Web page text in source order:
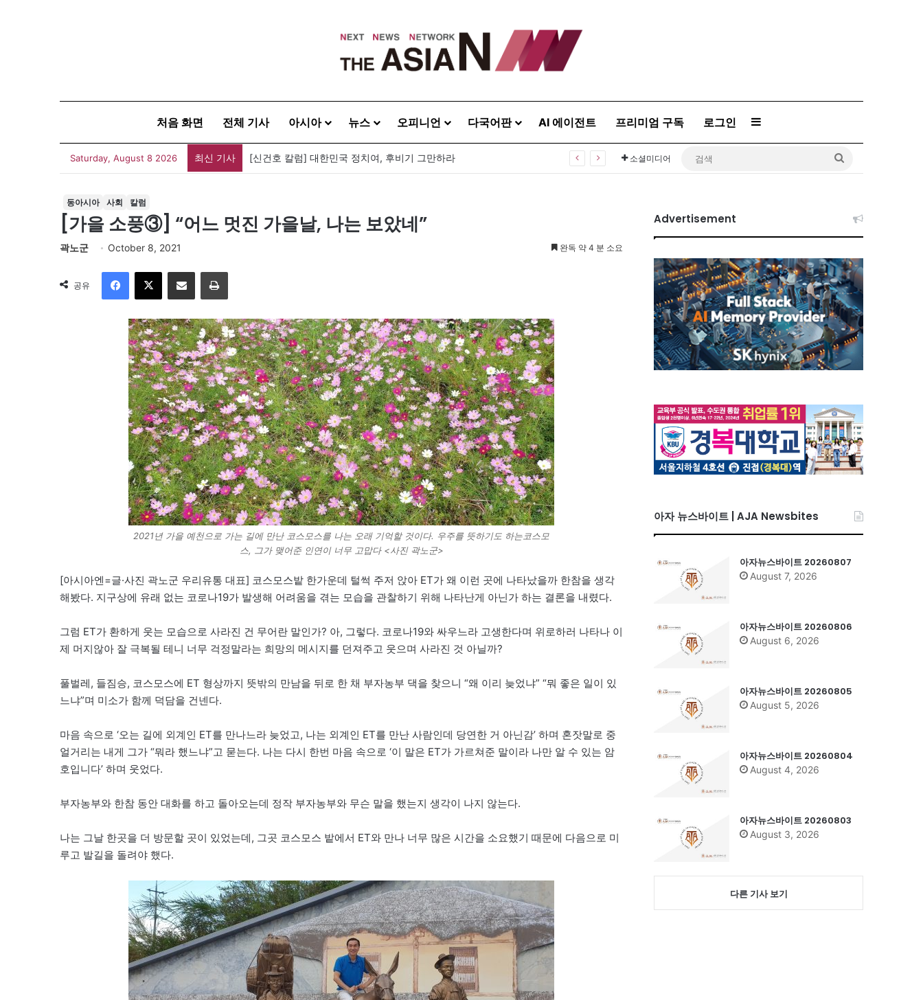
처음 화면 전체 기사 아시아 뉴스 오피니언 다국어판 AI 에이전트 프리미엄 구독 로그인 Sidebar
Saturday, August 8 2026 최신 기사 유가협 창립 40주년 기념식…12일 오후 남영동 민주화운동기념관 소셜미디어
동아시아 사회 칼럼
[가을 소풍③] “어느 멋진 가을날, 나는 보았네”
곽노군 October 8, 2021 완독 약 4 분 소요
공유
이메일
2021년 가을 예천으로 가는 길에 만난 코스모스를 나는 오래 기억할 것이다. 우주를 뜻하기도 하는코스모
스, 그가 맺어준 인연이 너무 고맙다 <사진 곽노군>
[아시아엔=글·사진 곽노군 우리유통 대표] 코스모스밭 한가운데 털썩 주저 앉아 ET가 왜 이런 곳에 나타났을까 한참을 생각
해봤다. 지구상에 유래 없는 코로나19가 발생해 어려움을 겪는 모습을 관찰하기 위해 나타난게 아닌가 하는 결론을 내렸다.
그럼 ET가 환하게 웃는 모습으로 사라진 건 무어란 말인가? 아, 그렇다. 코로나19와 싸우느라 고생한다며 위로하러 나타나 이
제 머지않아 잘 극복될 테니 너무 걱정말라는 희망의 메시지를 던져주고 웃으며 사라진 것 아닐까?
풀벌레, 들짐승, 코스모스에 ET 형상까지 뜻밖의 만남을 뒤로 한 채 부자농부 댁을 찾으니 “왜 이리 늦었냐” “뭐 좋은 일이 있
느냐”며 미소가 함께 덕담을 건넨다.
마음 속으로 ‘오는 길에 외계인 ET를 만나느라 늦었고, 나는 외계인 ET를 만난 사람인데 당연한 거 아닌감’ 하며 혼잣말로 중
얼거리는 내게 그가 “뭐라 했느냐”고 묻는다. 나는 다시 한번 마음 속으로 ‘이 말은 ET가 가르쳐준 말이라 나만 알 수 있는 암
호입니다’ 하며 웃었다.
부자농부와 한참 동안 대화를 하고 돌아오는데 정작 부자농부와 무슨 말을 했는지 생각이 나지 않는다.
나는 그날 한곳을 더 방문할 곳이 있었는데, 그곳 코스모스 밭에서 ET와 만나 너무 많은 시간을 소요했기 때문에 다음으로 미
루고 발길을 돌려야 했다.
Advertisement
아자 뉴스바이트 | AJA Newsbites
아자뉴스바이트 20260807
August 7, 2026
아자뉴스바이트 20260806
August 6, 2026
아자뉴스바이트 20260805
August 5, 2026
아자뉴스바이트 20260804
August 4, 2026
아자뉴스바이트 20260803
August 3, 2026
다른 기사 보기